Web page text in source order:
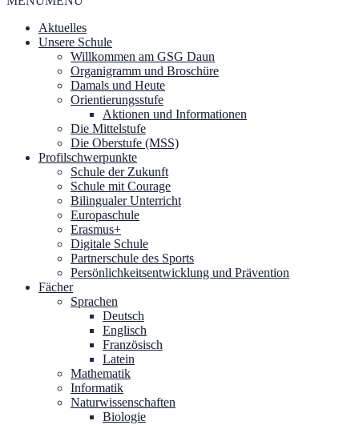
Aktuelles
Unsere Schule
Willkommen am GSG Daun
Organigramm und Broschüre
Damals und Heute
Orientierungsstufe
Aktionen und Informationen
Die Mittelstufe
Die Oberstufe (MSS)
Profilschwerpunkte
Schule der Zukunft
Schule mit Courage
Bilingualer Unterricht
Europaschule
Erasmus+
Digitale Schule
Partnerschule des Sports
Persönlichkeitsentwicklung und Prävention
Fächer
Sprachen
Deutsch
Englisch
Französisch
Latein
Mathematik
Informatik
Naturwissenschaften
Biologie